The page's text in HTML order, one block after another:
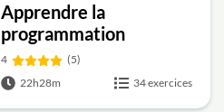
Apprendre la
programmation
4
(5)
22h28m
34 exercices